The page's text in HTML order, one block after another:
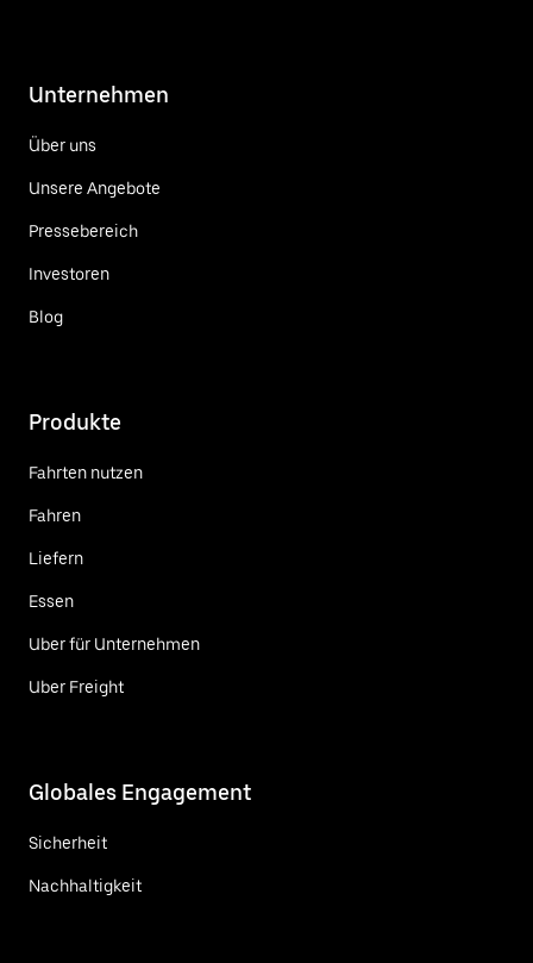
Unternehmen
Über uns
Unsere Angebote
Pressebereich
Investoren
Blog
Produkte
Fahrten nutzen
Fahren
Liefern
Essen
Uber für Unternehmen
Uber Freight
Globales Engagement
Sicherheit
Nachhaltigkeit